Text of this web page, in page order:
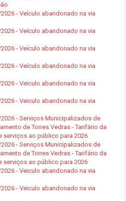
- Veículo abandonado na via
- Veículo abandonado na via
- Veículo abandonado na via
- Veículo abandonado na via
- Veiculo abandonado na via
- Veiculo abandonado na via
2026 - Serviços Municipalizados de
de Torres Vedras - Tarifário da
serviços ao público para 2026
2026 - Serviços Municipalizados de
de Torres Vedras - Tarifário da
serviços ao público para 2026
- Veiculo abandonado na via
- Veiculo abandonado na via